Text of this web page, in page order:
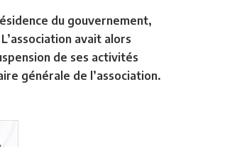
du gouvernement,
avait alors
de ses activités
générale de l’association.